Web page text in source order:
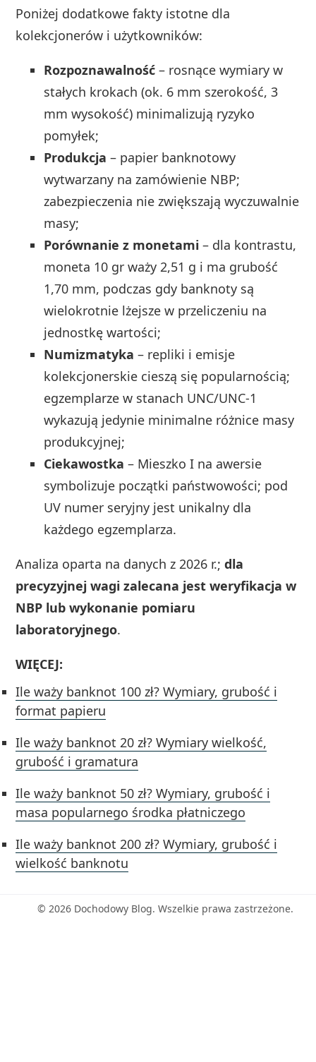
Poniżej dodatkowe fakty istotne dla
kolekcjonerów i użytkowników:
Rozpoznawalność – rosnące wymiary w
stałych krokach (ok. 6 mm szerokość, 3
mm wysokość) minimalizują ryzyko
pomyłek;
Produkcja – papier banknotowy
wytwarzany na zamówienie NBP;
zabezpieczenia nie zwiększają wyczuwalnie
masy;
Porównanie z monetami – dla kontrastu,
moneta 10 gr waży 2,51 g i ma grubość
1,70 mm, podczas gdy banknoty są
wielokrotnie lżejsze w przeliczeniu na
jednostkę wartości;
Numizmatyka – repliki i emisje
kolekcjonerskie cieszą się popularnością;
egzemplarze w stanach UNC/UNC-1
wykazują jedynie minimalne różnice masy
produkcyjnej;
Ciekawostka – Mieszko I na awersie
symbolizuje początki państwowości; pod
UV numer seryjny jest unikalny dla
każdego egzemplarza.
Analiza oparta na danych z 2026 r.;dla
precyzyjnej wagi zalecana jest weryfikacja w
NBP lub wykonanie pomiaru
laboratoryjnego.
WIĘCEJ:
Ile waży banknot 100 zł? Wymiary, grubość i
format papieru
Ile waży banknot 20 zł? Wymiary wielkość,
grubość i gramatura
Ile waży banknot 50 zł? Wymiary, grubość i
masa popularnego środka płatniczego
Ile waży banknot 200 zł? Wymiary, grubość i
wielkość banknotu
© 2026 Dochodowy Blog. Wszelkie prawa zastrzeżone.